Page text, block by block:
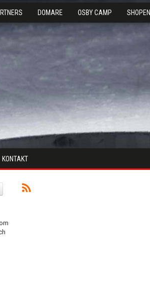
DOMARE OSBY CAMP SHOPEN
KONTAKT